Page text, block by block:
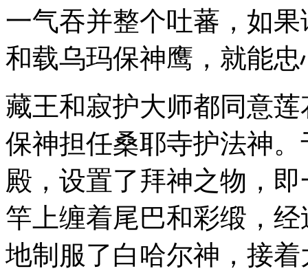
一气吞并整个吐蕃，如
和载乌玛保神鹰，就能
藏王和寂护大师都同意
保神担任桑耶寺护法神
殿，设置了拜神之物，
竿上缠着尾巴和彩缎，
地制服了白哈尔神，接